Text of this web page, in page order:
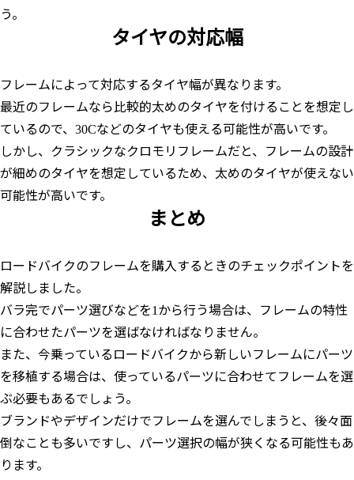
う。
タイヤの対応幅
フレームによって対応するタイヤ幅が異なります。
最近のフレームなら比較的太めのタイヤを付けることを想定し
ているので、30Cなどのタイヤも使える可能性が高いです。
しかし、クラシックなクロモリフレームだと、フレームの設計
が細めのタイヤを想定しているため、太めのタイヤが使えない
可能性が高いです。
まとめ
ロードバイクのフレームを購入するときのチェックポイントを
解説しました。
バラ完でパーツ選びなどを1から行う場合は、フレームの特性
に合わせたパーツを選ばなければなりません。
また、今乗っているロードバイクから新しいフレームにパーツ
を移植する場合は、使っているパーツに合わせてフレームを選
ぶ必要もあるでしょう。
ブランドやデザインだけでフレームを選んでしまうと、後々面
倒なことも多いですし、パーツ選択の幅が狭くなる可能性もあ
ります。